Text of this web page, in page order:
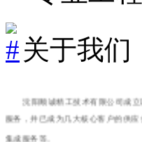
关于我们
沈阳顺诚精工技术有限公司成
服务，并已成为几大核心客户的供